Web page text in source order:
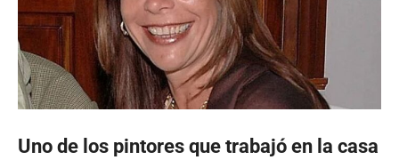
Uno de los pintores que trabajó en la casa